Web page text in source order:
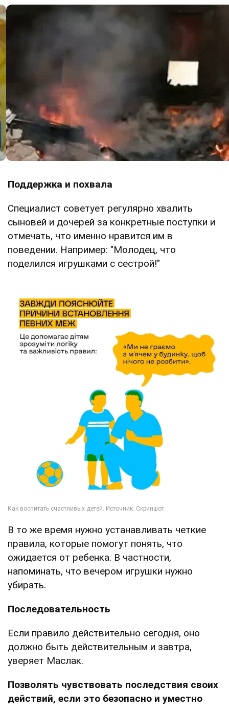
Поддержка и похвала
Специалист советует регулярно хвалить
сыновей и дочерей за конкретные поступки и
отмечать, что именно нравится им в
поведении. Например: "Молодец, что
поделился игрушками с сестрой!"
В то же время нужно устанавливать четкие
правила, которые помогут понять, что
ожидается от ребенка. В частности,
напоминать, что вечером игрушки нужно
убирать.
Последовательность
Если правило действительно сегодня, оно
должно быть действительным и завтра,
уверяет Маслак.
Позволять чувствовать последствия своих
действий, если это безопасно и уместно